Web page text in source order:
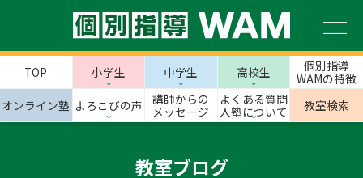
TOP 小学生 中学生 高校生
個別指導
WAMの特徴
オンライン塾 よろこびの声
講師からの
メッセージ
よくある質問
入塾について
教室検索
教室ブログ